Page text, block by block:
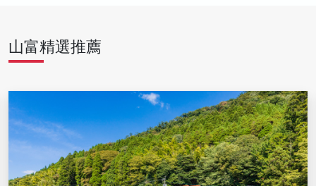
山富精選推薦